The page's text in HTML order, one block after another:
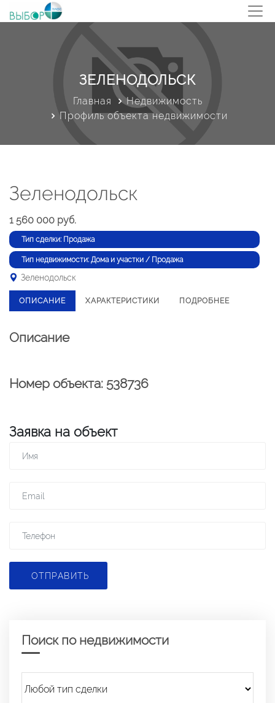
ЗЕЛЕНОДОЛЬСК
Главная
Недвижимость
Профиль объекта недвижимости
Зеленодольск
1 560 000 руб.
Тип сделки: Продажа
Тип недвижимости: Дома и участки / Продажа
Зеленодольск
ОПИСАНИЕ ХАРАКТЕРИСТИКИ ПОДРОБНЕЕ
Описание
Номер объекта: 538736
Заявка на объект
ОТПРАВИТЬ
Поиск по недвижимости